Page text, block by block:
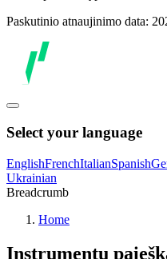
Paskutinio atnaujinimo data:
Select your language
EnglishFrenchItalianSpanish
Ukrainian
Breadcrumb
Home
Instrumentų